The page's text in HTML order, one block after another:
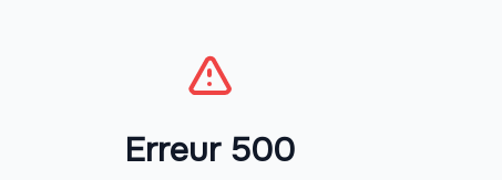
Erreur 500